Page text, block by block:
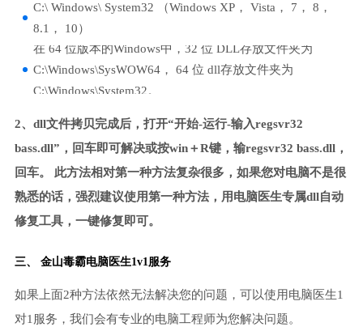
C:\ Windows\ System32 （Windows XP， Vista， 7， 8，
8.1， 10）
在 64 位版本的Windows中，32 位 DLL存放文件夹为
C:\Windows\SysWOW64， 64 位 dll存放文件夹为
C:\Windows\System32。
2、dll文件拷贝完成后，打开“开始-运行-输入regsvr32
bass.dll”，回车即可解决或按win＋R键，输regsvr32 bass.dll，
回车。 此方法相对第一种方法复杂很多，如果您对电脑不是很
熟悉的话，强烈建议使用第一种方法，用电脑医生专属dll自动
修复工具，一键修复即可。
三、 金山毒霸电脑医生1v1服务
如果上面2种方法依然无法解决您的问题，可以使用电脑医生1
对1服务，我们会有专业的电脑工程师为您解决问题。